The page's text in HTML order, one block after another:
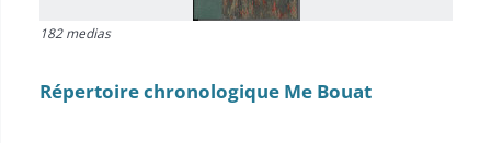
182 medias
Répertoire chronologique Me Bouat